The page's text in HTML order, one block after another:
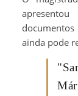
documentos
ainda pode